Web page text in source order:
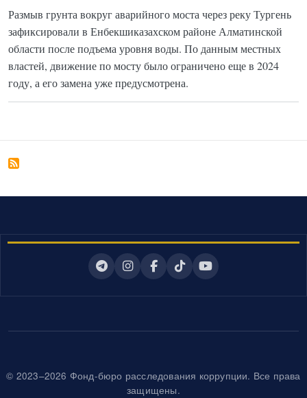
Размыв грунта вокруг аварийного моста через реку Тургень
зафиксировали в Енбекшиказахском районе Алматинской
области после подъема уровня воды. По данным местных
властей, движение по мосту было ограничено еще в 2024
году, а его замена уже предусмотрена.
© 2023–2026 Фонд-бюро расследования коррупции. Все права
защищены.